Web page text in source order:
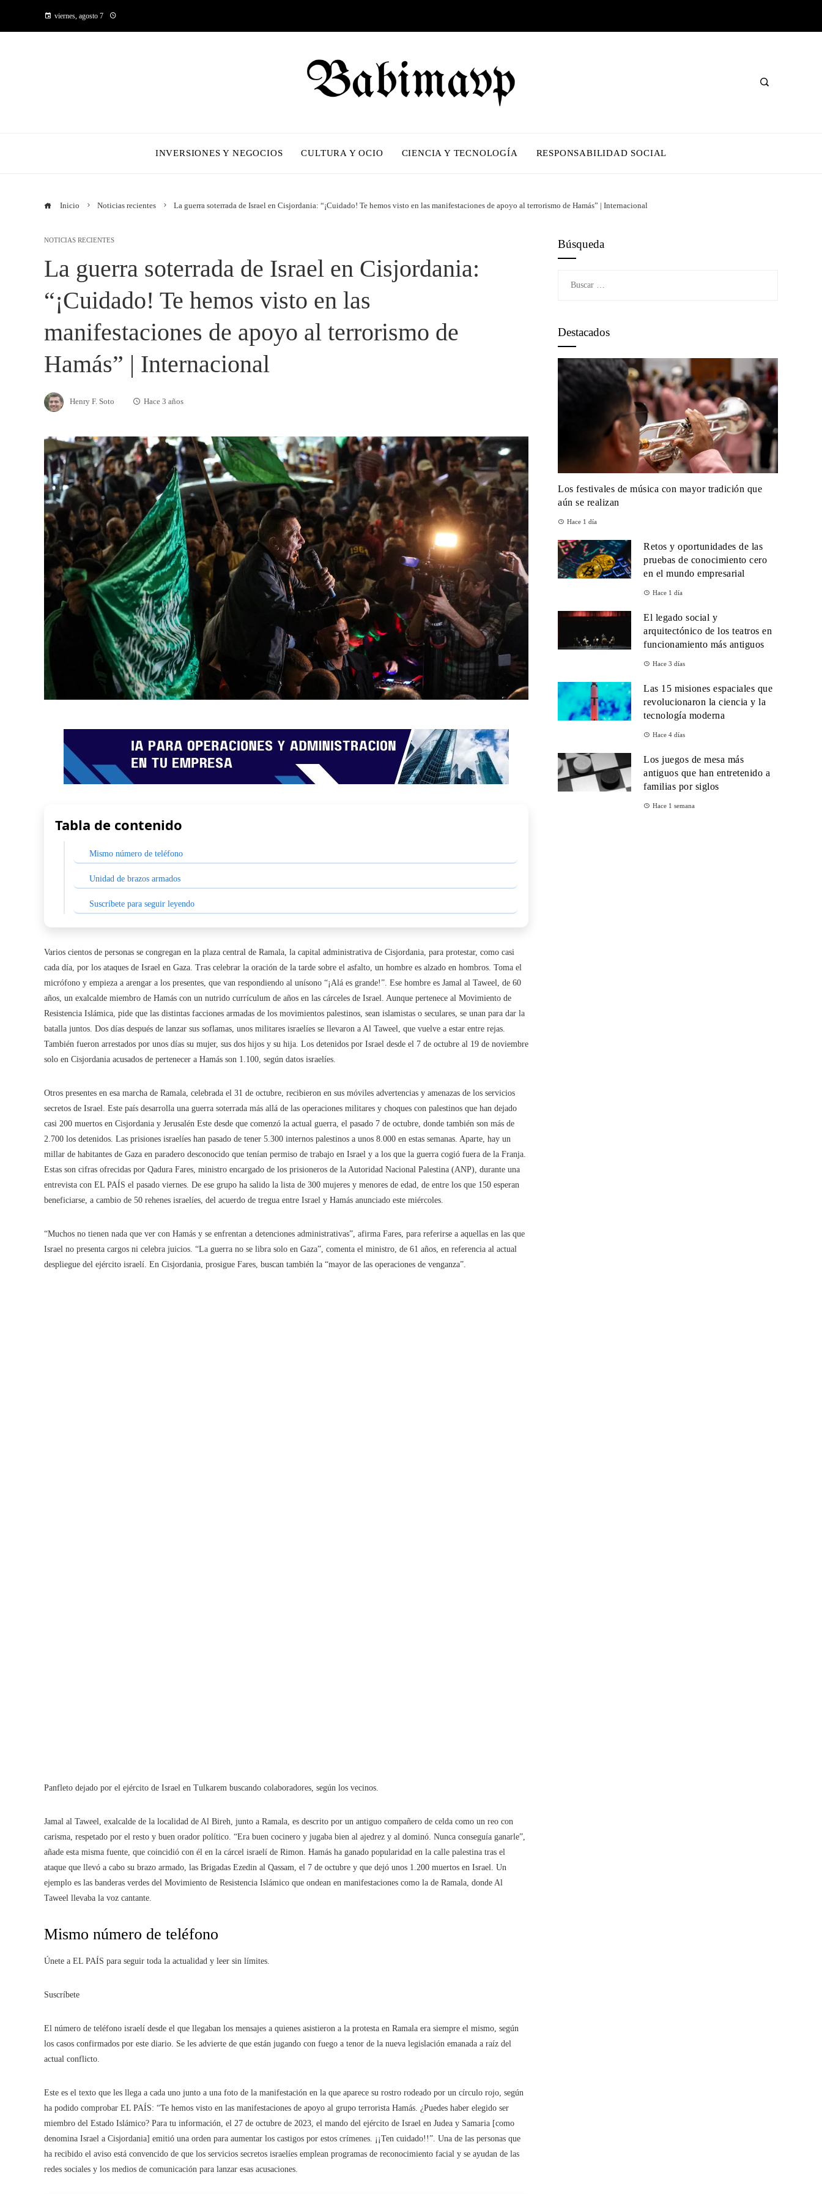
viernes, agosto 7
INVERSIONES Y NEGOCIOS CULTURA Y OCIO CIENCIA Y TECNOLOGÍA RESPONSABILIDAD SOCIAL
Inicio Noticias recientes La guerra soterrada de Israel en Cisjordania: “¡Cuidado! Te hemos visto en las manifestaciones de apoyo al terrorismo de Hamás” | Internacional
NOTICIAS RECIENTES
La guerra soterrada de Israel en Cisjordania:
“¡Cuidado! Te hemos visto en las
manifestaciones de apoyo al terrorismo de
Hamás” | Internacional
Henry F. Soto Hace 3 años
Tabla de contenido
Mismo número de teléfono
Unidad de brazos armados
Suscríbete para seguir leyendo
Varios cientos de personas se congregan en la plaza central de Ramala, la capital administrativa de Cisjordania, para protestar, como casi
cada día, por los ataques de Israel en Gaza. Tras celebrar la oración de la tarde sobre el asfalto, un hombre es alzado en hombros. Toma el
micrófono y empieza a arengar a los presentes, que van respondiendo al unísono “¡Alá es grande!”. Ese hombre es Jamal al Taweel, de 60
años, un exalcalde miembro de Hamás con un nutrido currículum de años en las cárceles de Israel. Aunque pertenece al Movimiento de
Resistencia Islámica, pide que las distintas facciones armadas de los movimientos palestinos, sean islamistas o seculares, se unan para dar la
batalla juntos. Dos días después de lanzar sus soflamas, unos militares israelíes se llevaron a Al Taweel, que vuelve a estar entre rejas.
También fueron arrestados por unos días su mujer, sus dos hijos y su hija. Los detenidos por Israel desde el 7 de octubre al 19 de noviembre
solo en Cisjordania acusados de pertenecer a Hamás son 1.100, según datos israelíes.
Otros presentes en esa marcha de Ramala, celebrada el 31 de octubre, recibieron en sus móviles advertencias y amenazas de los servicios
secretos de Israel. Este país desarrolla una guerra soterrada más allá de las operaciones militares y choques con palestinos que han dejado
casi 200 muertos en Cisjordania y Jerusalén Este desde que comenzó la actual guerra, el pasado 7 de octubre, donde también son más de
2.700 los detenidos. Las prisiones israelíes han pasado de tener 5.300 internos palestinos a unos 8.000 en estas semanas. Aparte, hay un
millar de habitantes de Gaza en paradero desconocido que tenían permiso de trabajo en Israel y a los que la guerra cogió fuera de la Franja.
Estas son cifras ofrecidas por Qadura Fares, ministro encargado de los prisioneros de la Autoridad Nacional Palestina (ANP), durante una
entrevista con EL PAÍS el pasado viernes. De ese grupo ha salido la lista de 300 mujeres y menores de edad, de entre los que 150 esperan
beneficiarse, a cambio de 50 rehenes israelíes, del acuerdo de tregua entre Israel y Hamás anunciado este miércoles.
“Muchos no tienen nada que ver con Hamás y se enfrentan a detenciones administrativas”, afirma Fares, para referirse a aquellas en las que
Israel no presenta cargos ni celebra juicios. “La guerra no se libra solo en Gaza”, comenta el ministro, de 61 años, en referencia al actual
despliegue del ejército israelí. En Cisjordania, prosigue Fares, buscan también la “mayor de las operaciones de venganza”.
Panfleto dejado por el ejército de Israel en Tulkarem buscando colaboradores, según los vecinos.
Jamal al Taweel, exalcalde de la localidad de Al Bireh, junto a Ramala, es descrito por un antiguo compañero de celda como un reo con
carisma, respetado por el resto y buen orador político. “Era buen cocinero y jugaba bien al ajedrez y al dominó. Nunca conseguía ganarle”,
añade esta misma fuente, que coincidió con él en la cárcel israelí de Rimon. Hamás ha ganado popularidad en la calle palestina tras el
ataque que llevó a cabo su brazo armado, las Brigadas Ezedin al Qassam, el 7 de octubre y que dejó unos 1.200 muertos en Israel. Un
ejemplo es las banderas verdes del Movimiento de Resistencia Islámico que ondean en manifestaciones como la de Ramala, donde Al
Taweel llevaba la voz cantante.
Mismo número de teléfono
Únete a EL PAÍS para seguir toda la actualidad y leer sin límites.
Suscríbete
El número de teléfono israelí desde el que llegaban los mensajes a quienes asistieron a la protesta en Ramala era siempre el mismo, según
los casos confirmados por este diario. Se les advierte de que están jugando con fuego a tenor de la nueva legislación emanada a raíz del
actual conflicto.
Este es el texto que les llega a cada uno junto a una foto de la manifestación en la que aparece su rostro rodeado por un círculo rojo, según
ha podido comprobar EL PAÍS: “Te hemos visto en las manifestaciones de apoyo al grupo terrorista Hamás. ¿Puedes haber elegido ser
miembro del Estado Islámico? Para tu información, el 27 de octubre de 2023, el mando del ejército de Israel en Judea y Samaria [como
denomina Israel a Cisjordania] emitió una orden para aumentar los castigos por estos crímenes. ¡¡Ten cuidado!!”. Una de las personas que
ha recibido el aviso está convencido de que los servicios secretos israelíes emplean programas de reconocimiento facial y se ayudan de las
redes sociales y los medios de comunicación para lanzar esas acusaciones.
Búsqueda
Destacados
Los festivales de música con mayor tradición que
aún se realizan
Hace 1 día
Retos y oportunidades de las
pruebas de conocimiento cero
en el mundo empresarial
Hace 1 día
El legado social y
arquitectónico de los teatros en
funcionamiento más antiguos
Hace 3 días
Las 15 misiones espaciales que
revolucionaron la ciencia y la
tecnología moderna
Hace 4 días
Los juegos de mesa más
antiguos que han entretenido a
familias por siglos
Hace 1 semana